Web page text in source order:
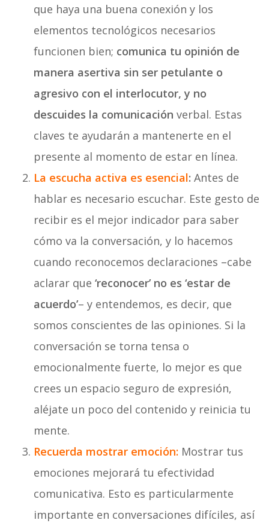
que haya una buena conexión y los
elementos tecnológicos necesarios
funcionen bien; comunica tu opinión de
manera asertiva sin ser petulante o
agresivo con el interlocutor, y no
descuides la comunicación verbal. Estas
claves te ayudarán a mantenerte en el
presente al momento de estar en línea.
La escucha activa es esencial: Antes de
hablar es necesario escuchar. Este gesto de
recibir es el mejor indicador para saber
cómo va la conversación, y lo hacemos
cuando reconocemos declaraciones –cabe
aclarar que ‘reconocer’ no es ‘estar de
acuerdo’– y entendemos, es decir, que
somos conscientes de las opiniones. Si la
conversación se torna tensa o
emocionalmente fuerte, lo mejor es que
crees un espacio seguro de expresión,
aléjate un poco del contenido y reinicia tu
mente.
Recuerda mostrar emoción: Mostrar tus
emociones mejorará tu efectividad
comunicativa. Esto es particularmente
importante en conversaciones difíciles, así